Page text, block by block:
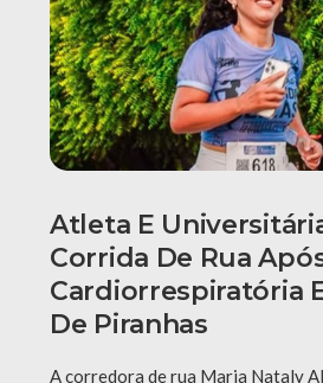
Atleta E
Corrida De Rua
Cardiorrespiratória
De Piranhas
A corredora de rua Maria Nataly